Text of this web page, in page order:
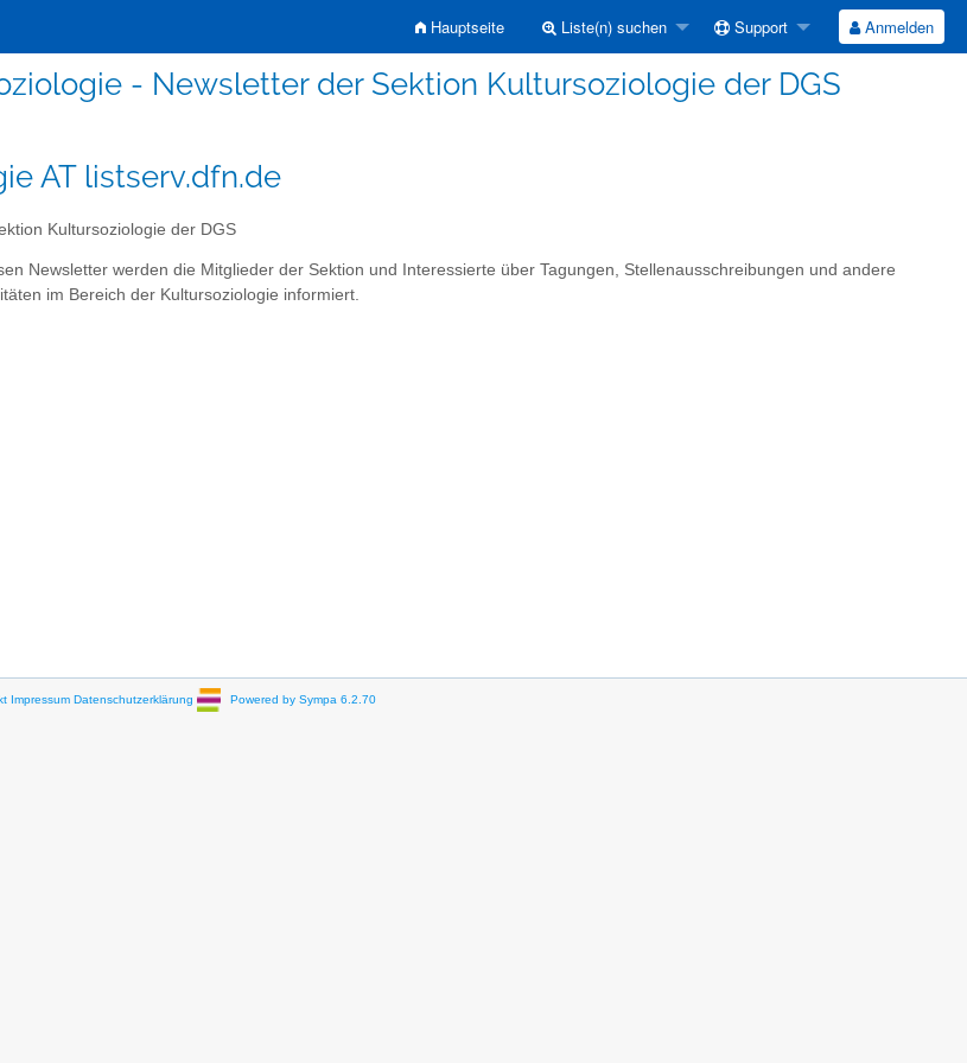
Hauptseite Liste(n) suchen Support Anmelden
- Newsletter der Sektion Kultursoziologie der DGS
AT listserv.dfn.de
Kultursoziologie der DGS
Newsletter werden die Mitglieder der Sektion und Interessierte über Tagungen, Stellenausschreibungen und andere
im Bereich der Kultursoziologie informiert.
Impressum Datenschutzerklärung Powered by Sympa 6.2.70